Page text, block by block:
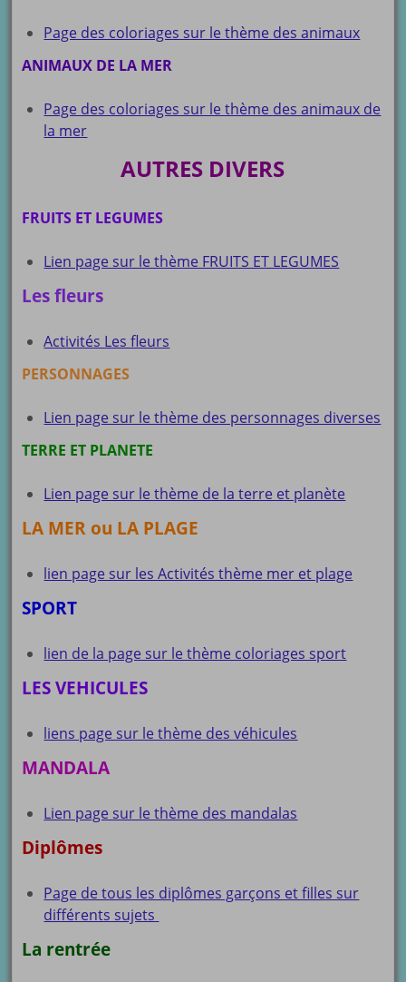
Page des coloriages sur le thème des animaux
ANIMAUX DE LA MER
Page des coloriages sur le thème des animaux de
la mer
AUTRES DIVERS
FRUITS ET LEGUMES
Lien page sur le thème FRUITS ET LEGUMES
Les fleurs
Activités Les fleurs
PERSONNAGES
Lien page sur le thème des personnages diverses
TERRE ET PLANETE
Lien page sur le thème de la terre et planète
LA MER ou LA PLAGE
lien page sur les Activités thème mer et plage
SPORT
lien de la page sur le thème coloriages sport
LES VEHICULES
liens page sur le thème des véhicules
MANDALA
Lien page sur le thème des mandalas
Diplômes
Page de tous les diplômes garçons et filles sur
différents sujets
La rentrée